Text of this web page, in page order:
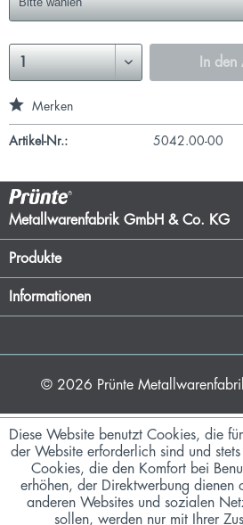
In den
Merken
Artikel-Nr.: 5042.00-00
Metallwarenfabrik GmbH & Co. KG
Produkte
Informationen
© 2026 Prünte
Diese Website benutzt Cookies, die
der Website erforderlich sind und
Cookies, die den Komfort bei
erhöhen, der Direktwerbung dienen
anderen Websites und sozialen
sollen, werden nur mit Ihrer